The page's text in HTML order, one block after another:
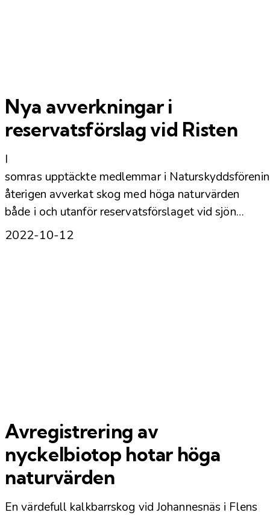
Nya avverkningar i
reservatsförslag vid Risten
I
somras upptäckte medlemmar i
återigen avverkat skog med höga naturvärden
både i och utanför reservatsförslaget vid sjön…
2022-10-12
Avregistrering av
nyckelbiotop hotar höga
naturvärden
En värdefull kalkbarrskog vid Johannesnäs i Flens